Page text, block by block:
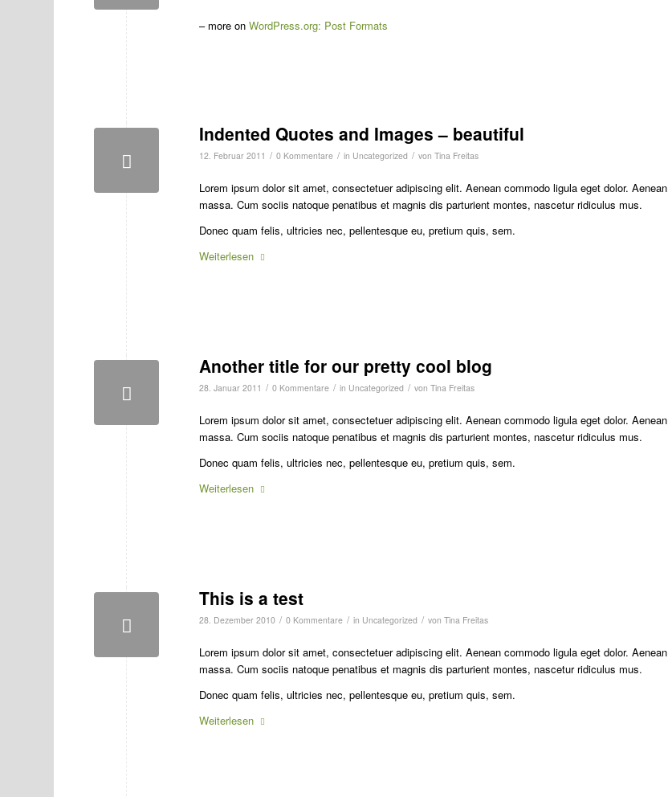
– more onWordPress.org: Post Formats
Indented Quotes and Images – beautiful
12. Februar 2011 / 0 Kommentare / in Uncategorized / vonTina Freitas
Lorem ipsum dolor sit amet, consectetuer adipiscing elit. Aenean commodo ligula eget dolor. Aenean
massa. Cum sociis natoque penatibus et magnis dis parturient montes, nascetur ridiculus mus.
Donec quam felis, ultricies nec, pellentesque eu, pretium quis, sem.
Weiterlesen
Another title for our pretty cool blog
28. Januar 2011 / 0 Kommentare / in Uncategorized / vonTina Freitas
Lorem ipsum dolor sit amet, consectetuer adipiscing elit. Aenean commodo ligula eget dolor. Aenean
massa. Cum sociis natoque penatibus et magnis dis parturient montes, nascetur ridiculus mus.
Donec quam felis, ultricies nec, pellentesque eu, pretium quis, sem.
Weiterlesen
This is a test
28. Dezember 2010 / 0 Kommentare / in Uncategorized / vonTina Freitas
Lorem ipsum dolor sit amet, consectetuer adipiscing elit. Aenean commodo ligula eget dolor. Aenean
massa. Cum sociis natoque penatibus et magnis dis parturient montes, nascetur ridiculus mus.
Donec quam felis, ultricies nec, pellentesque eu, pretium quis, sem.
Weiterlesen